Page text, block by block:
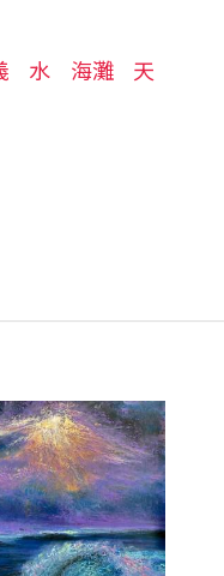
水 海灘
天